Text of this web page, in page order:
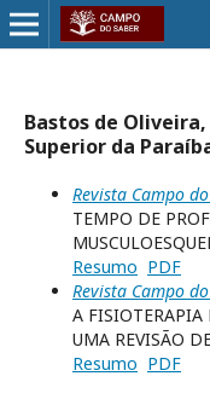
Bastos de
Superior da
Revista Campo
TEMPO DE
Resumo PDF
Revista Campo
A FISIOTERAPIA
UMA REVISÃO
Resumo PDF